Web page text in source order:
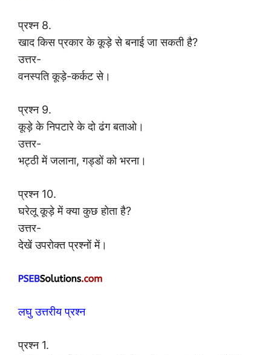
प्रश्न 8.
खाद किस प्रकार के कूड़े से बनाई जा सकती है?
उत्तर-
वनस्पति कूड़े-कर्कट से।
प्रश्न 9.
कूड़े के निपटारे के दो ढंग बताओ।
उत्तर-
भट्ठी में जलाना, गड्डों को भरना।
प्रश्न 10.
घरेलू कूड़े में क्या कुछ होता है?
उत्तर-
देखें उपरोक्त प्रश्नों में।
लघु उत्तरीय प्रश्न
प्रश्न 1.